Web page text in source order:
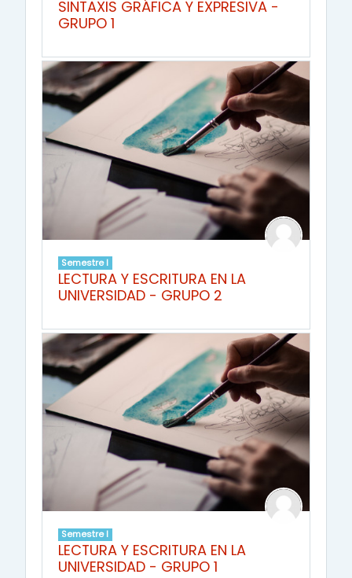
SINTAXIS GRÁFICA Y EXPRESIVA -
GRUPO 1
Semestre I
LECTURA Y ESCRITURA EN LA
UNIVERSIDAD - GRUPO 2
Semestre I
LECTURA Y ESCRITURA EN LA
UNIVERSIDAD - GRUPO 1